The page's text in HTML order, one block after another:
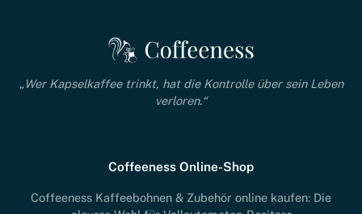
„Wer Kapselkaffee trinkt, hat die Kontrolle über sein Leben
verloren.“
Coffeeness Online-Shop
Coffeeness Kaffeebohnen & Zubehör online kaufen: Die